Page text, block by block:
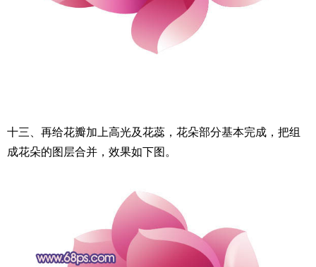
十三、再给花瓣加上高光及花蕊，花朵部分基本完成，把组
成花朵的图层合并，效果如下图。